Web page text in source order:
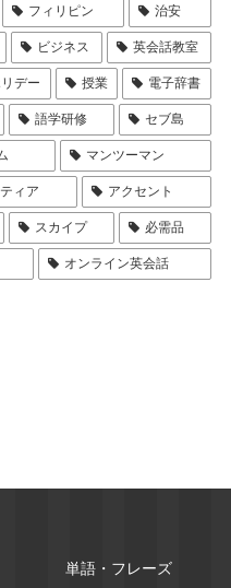
フィリピン 治安
ビジネス 英会話教室
デー 授業 電子辞書
語学研修 セブ島
マンツーマン
ィア アクセント
スカイプ 必需品
オンライン英会話
単語・フレーズ